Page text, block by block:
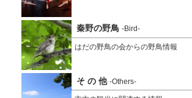
秦野の野鳥 -Bird-
はだの野鳥の会からの野鳥情報
そ の 他 -Others-